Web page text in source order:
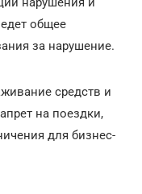
общее
за нарушение.
средств и
на поездки,
для бизнес-